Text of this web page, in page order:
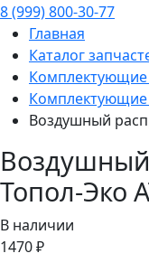
8 (999) 800-30-77
Главная
Каталог
Комплектующие
Комплектующие
Воздушный
Топол-Эко
В наличии
1470 ₽